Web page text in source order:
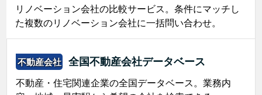
リノベーション会社の比較サービス。条件にマッチし
た複数のリノベーション会社に一括問い合わせ。
不動産会社 全国不動産会社データベース
不動産・住宅関連企業の全国データベース。業務内